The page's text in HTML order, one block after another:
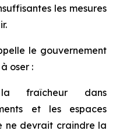
les mesures
le gouvernement
oser :
fraîcheur dans
et les espaces
ne devrait craindre la